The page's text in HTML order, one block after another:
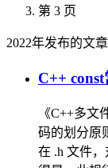
第 3 页
2022年发布的文章
C++
《C++多
码的划分原
在 .h 文件